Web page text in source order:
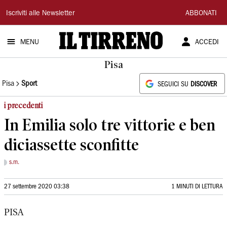
Il
Tirreno
Iscriviti alle Newsletter ABBONATI
MENU ACCEDI
Pisa
Pisa Sport SEGUICI SU DISCOVER
i precedenti
In Emilia solo tre vittorie e ben
diciassette sconfitte
s.m.
27 settembre 2020 03:38 1 MINUTI DI LETTURA
PISA